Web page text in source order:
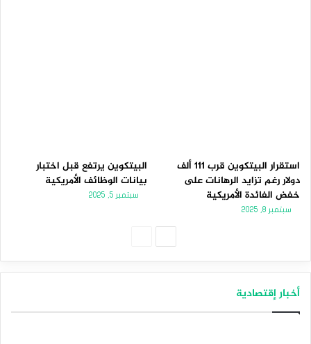
استقرار البيتكوين قرب 111 ألف
دولار رغم تزايد الرهانات على
خفض الفائدة الأمريكية
سبتمبر 8, 2025
البيتكوين يرتفع قبل اختبار
بيانات الوظائف الأمريكية
سبتمبر 5, 2025
أخبار إقتصادية